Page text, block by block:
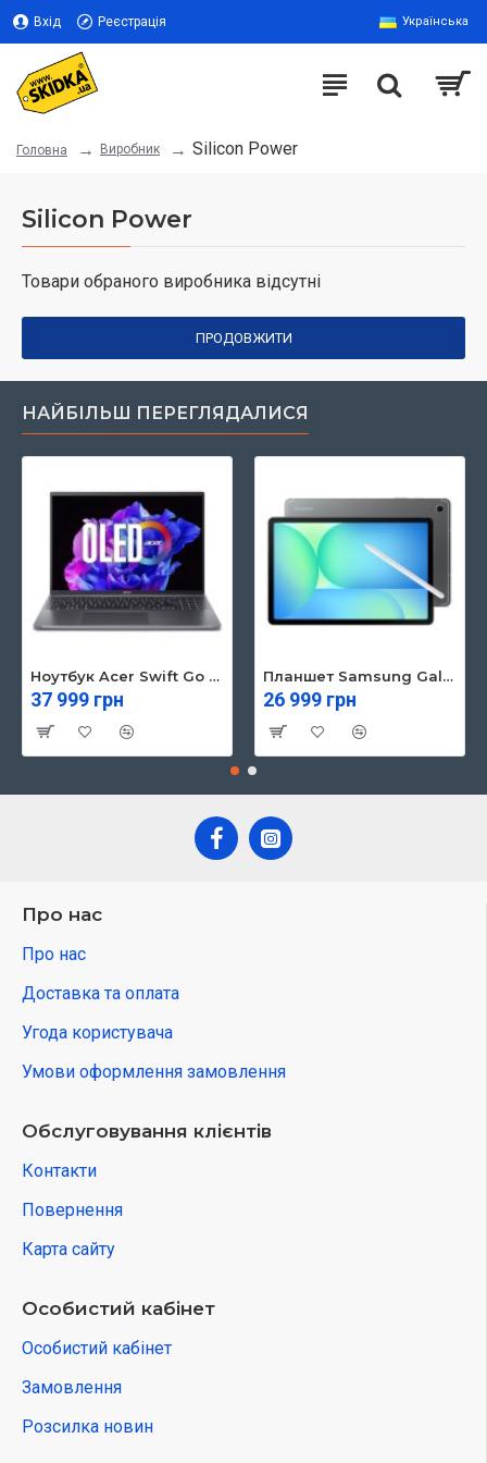
Вхід Реєстрація Українська
Головна Виробник Silicon Power
Silicon Power
Товари обраного виробника відсутні
ПРОДОВЖИТИ
НАЙБІЛЬШ ПЕРЕГЛЯДАЛИСЯ
Ноутбук Acer Swift Go 16 SFG16-71 (NX.KVZEU.003)
37 999 грн
Планшет Samsung Galaxy Tab S10 FE 5G 8/128GB Gray (SM-X526BZAREUC)
26 999 грн
Про нас
Про нас
Доставка та оплата
Угода користувача
Умови оформлення замовлення
Обслуговування клієнтів
Контакти
Повернення
Карта сайту
Особистий кабінет
Особистий кабінет
Замовлення
Розсилка новин